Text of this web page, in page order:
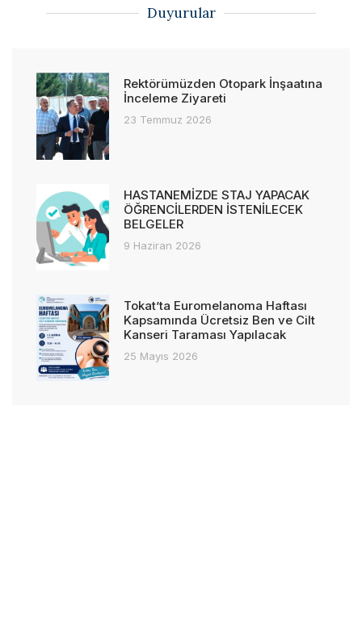
Duyurular
Rektörümüzden Otopark İnşaatına
İnceleme Ziyareti
23 Temmuz 2026
HASTANEMİZDE STAJ YAPACAK
ÖĞRENCİLERDEN İSTENİLECEK
BELGELER
9 Haziran 2026
Tokat’ta Euromelanoma Haftası
Kapsamında Ücretsiz Ben ve Cilt
Kanseri Taraması Yapılacak
25 Mayıs 2026